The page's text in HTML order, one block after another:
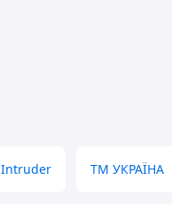
Intruder ТМ УКРАЇНА